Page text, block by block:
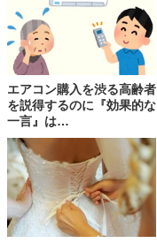
エアコン購入を渋る高齢者
を説得するのに『効果的な
一言』は…